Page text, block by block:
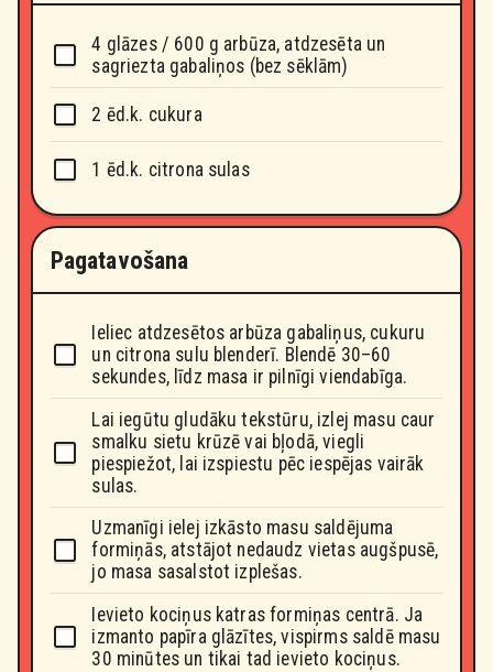
Pagatavošana
Ieliec atdzesētos arbūza gabaliņus, cukuru
un citrona sulu blenderī. Blendē 30–60
sekundes, līdz masa ir pilnīgi viendabīga.
Lai iegūtu gludāku tekstūru, izlej masu caur
smalku sietu krūzē vai bļodā, viegli
piespiežot, lai izspiestu pēc iespējas vairāk
sulas.
Uzmanīgi ielej izkāsto masu saldējuma
formiņās, atstājot nedaudz vietas augšpusē,
jo masa sasalstot izplešas.
Ievieto kociņus katras formiņas centrā. Ja
izmanto papīra glāzītes, vispirms saldē masu
30 minūtes un tikai tad ievieto kociņus.
4 glāzes / 600 g arbūza, atdzesēta un
sagriezta gabaliņos (bez sēklām)
2 ēd.k. cukura
1 ēd.k. citrona sulas